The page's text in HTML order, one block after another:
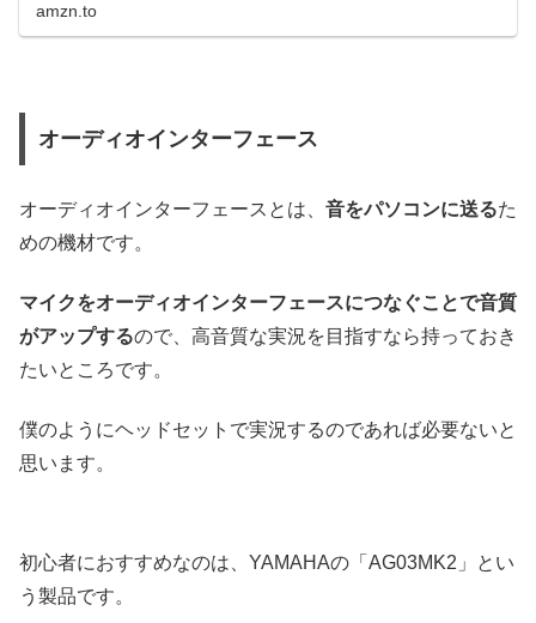
amzn.to
オーディオインターフェース
オーディオインターフェースとは、 音をパソコンに送るた
めの機材です。
マイクをオーディオインターフェースにつなぐことで音質
がアップするので、高音質な実況を目指すなら持っておき
たいところです。
僕のようにヘッドセットで実況するのであれば必要ないと
思います。
初心者におすすめなのは、YAMAHAの「AG03MK2」とい
う製品です。